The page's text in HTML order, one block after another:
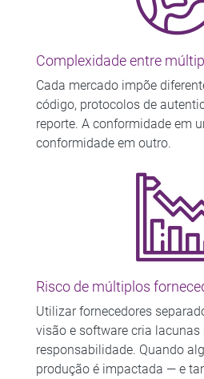
Complexidade entre
Cada mercado impõe
código, protocolos de
reporte. A conformidade em
conformidade em outro.
Risco de múltiplos
Utilizar fornecedores
visão e software cria lacunas
responsabilidade. Quando
produção é impactada — e